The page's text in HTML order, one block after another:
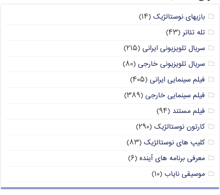
بازیهای نوستالژیک (۱۴)
تله تئاتر(۴۳)
سریال تلویزیونی ایرانی (۲۱۵)
سریال تلویزیونی خارجی (۸۰)
فیلم سینمایی ایرانی (۴۰۵)
فیلم سینمایی خارجی (۳۸۹)
فیلم مستند (۹۴)
کارتون نوستالژیک (۲۹۰)
کلیپ های نوستالژیک (۸۳)
معرفی برنامه های آینده (۶)
موسیقی نایاب (۱۰)